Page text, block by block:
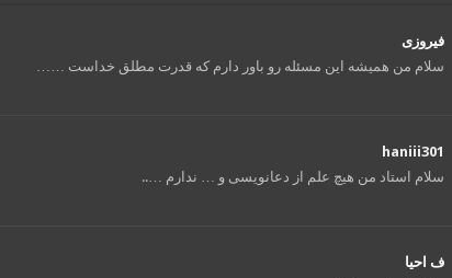
فیروزی
سلام من همیشه این مسئله رو باور دارم که قدرت مطلق خداست ……
haniii301
سلام استاد من هیچ علم از دعانویسی و … ندارم …..
ف احیا